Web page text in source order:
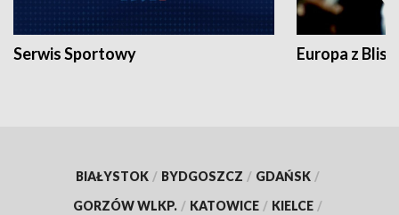
Serwis Sportowy Europa z
BIAŁYSTOK / BYDGOSZCZ / GDAŃSK /
GORZÓW WLKP. / KATOWICE / KIELCE /